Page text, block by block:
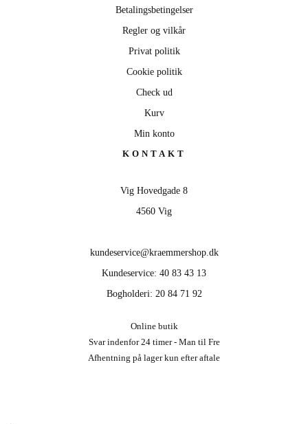
Betalingsbetingelser
Regler og vilkår
Privat politik
Cookie politik
Check ud
Kurv
Min konto
KONTAKT
Vig Hovedgade 8
4560 Vig
kundeservice@kraemmershop.dk
Kundeservice: 40 83 43 13
Bogholderi: 20 84 71 92
Online butik
Svar indenfor 24 timer - Man til Fre
Afhentning på lager kun efter aftale